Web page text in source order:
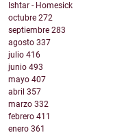
Ishtar - Homesick
octubre 272
septiembre 283
agosto 337
julio 416
junio 493
mayo 407
abril 357
marzo 332
febrero 411
enero 361